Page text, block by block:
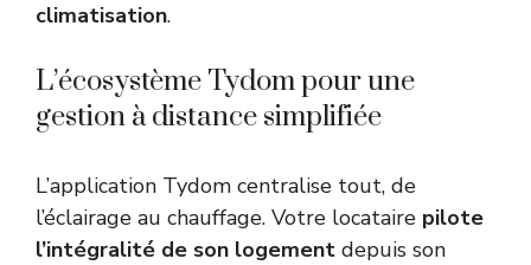
climatisation.
L’écosystème Tydom pour une
gestion à distance simplifiée
L’application Tydom centralise tout, de
l’éclairage au chauffage. Votre locataire pilote
l’intégralité de son logement depuis son